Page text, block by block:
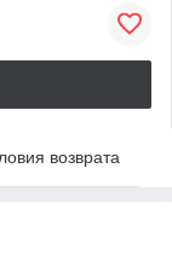
возврата